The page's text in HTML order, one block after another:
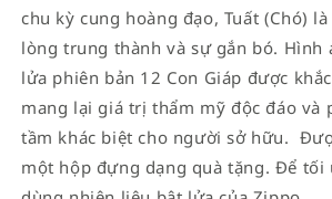
chu kỳ cung hoàng đạo, Tuất (Chó)
lòng trung thành và sự gắn bó. Hình
lửa phiên bản 12 Con Giáp được
mang lại giá trị thẩm mỹ độc đáo và
tầm khác biệt cho người sở hữu.
một hộp đựng dạng quà tặng. Để tối